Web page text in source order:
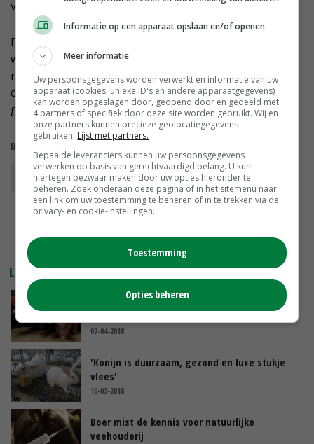
vanzelfsprekend', reageert Van Sambeek.
De directeur en mede-eigenaar van Kanters kondigt
wel aan dat het bedrijf zich in Nederland meer
rechtstreeks gaat richten op veehouders, naast de
communicatie via het dealernetwerk. In het buitenland
gaat alle communicatie via de groothandel.
Bekijk meer over:
antibioticareductie antibiotica
LEES OOK
Verlaging antibioticagebruik eist andere
07-04-2018
'Konijn is duurzaam, gezond en luxe stukje
vlees'
10-03-2018
Boer mist de kennis voor natuurlijke
veehouderij
Informatie op een apparaat opslaan en/of openen
Meer informatie
Uw persoonsgegevens worden verwerkt en informatie van uw
apparaat (cookies, unieke ID's en andere apparaatgegevens)
kan worden opgeslagen door, geopend door en gedeeld met
4 partners of specifiek door deze site worden gebruikt. Wij en
onze partners kunnen precieze geolocatiegegevens
gebruiken. Lijst met partners.
Bepaalde leveranciers kunnen uw persoonsgegevens
verwerken op basis van gerechtvaardigd belang. U kunt
hiertegen bezwaar maken door uw opties hieronder te
beheren. Zoek onderaan deze pagina of in het sitemenu naar
een link om uw toestemming te beheren of in te trekken via de
privacy- en cookie-instellingen.
Toestemming
Opties beheren